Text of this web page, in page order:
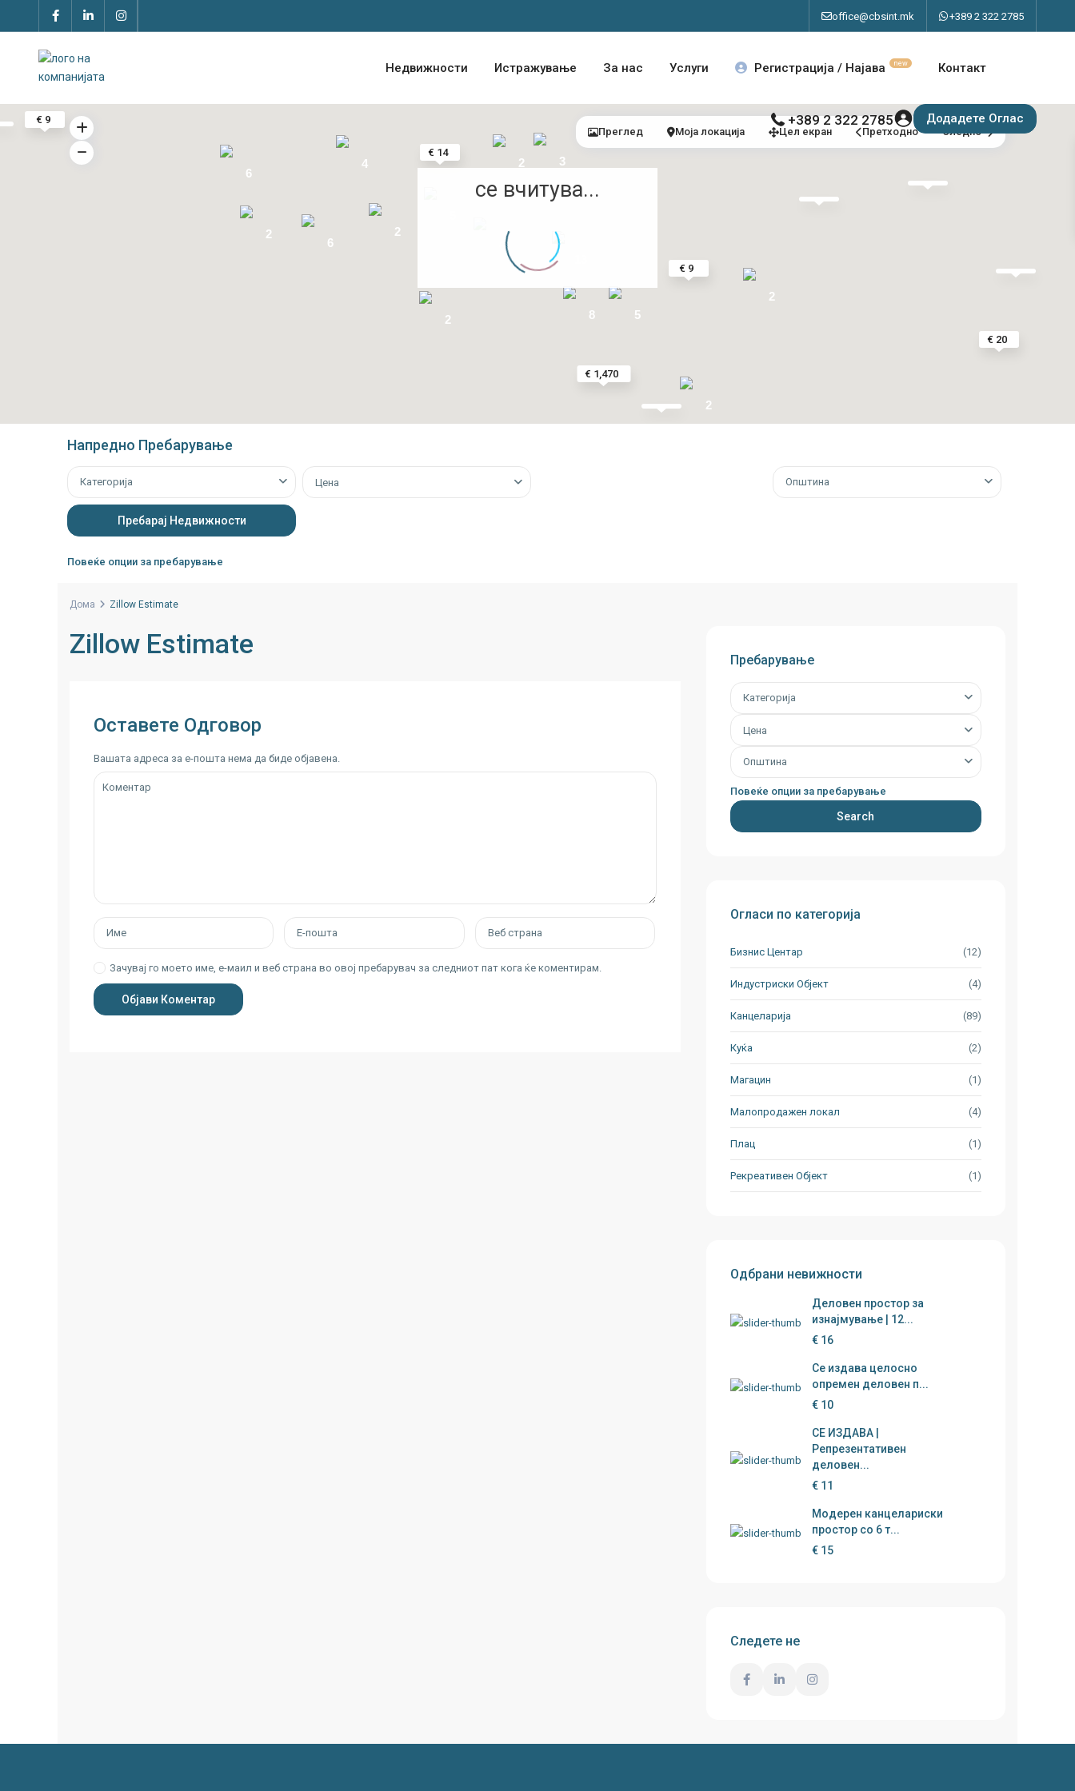
office@cbsint.mk +389 2 322 2785
Недвижности Истражување За нас Услуги Регистрација / Најава new Контакт
+389 2 322 2785 Додадете Оглас
€ 14
€ 1,470
€ 9
€ 20
€ 9
6
6
2 8
4
2
2
5
6
2
3
2
2
се вчитува...
Преглед Моја локација Цел екран Претходно Следно
Напредно Пребарување
Категорија Цена Општина
Повеќе опции за пребарување
Дома Zillow Estimate
Zillow Estimate
Оставете Одговор
Вашата адреса за е-пошта нема да биде објавена.
Зачувај го моето име, е-маил и веб страна во овој пребарувач за следниот пат кога ќе коментирам.
Пребарување
Категорија
Цена
Општина
Повеќе опции за пребарување
Search
Огласи по категорија
Бизнис Центар (12)
Индустриски Oбјект (4)
Канцеларија (89)
Куќа (2)
Магацин (1)
Малопродажен локал (4)
Плац (1)
Рекреативен Објект (1)
Одбрани невижности
Деловен простор за
изнајмување | 12...
€ 16
Се издава целосно
опремен деловен п...
€ 10
СЕ ИЗДАВА |
Репрезентативен
деловен...
€ 11
Модерен канцелариски
простор со 6 т...
€ 15
Следете не